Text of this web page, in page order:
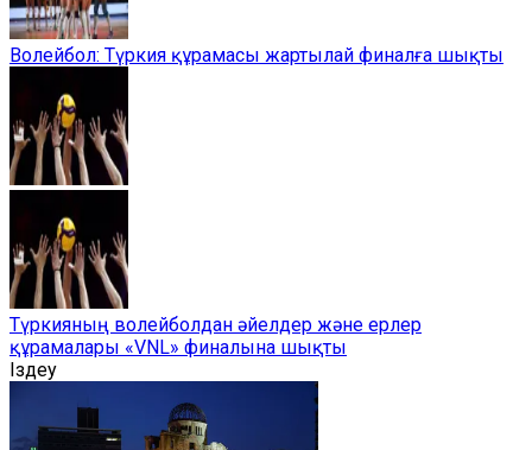
Волейбол: Түркия құрамасы жартылай финалға шықты
Түркияның волейболдан әйелдер және ерлер
құрамалары «VNL» финалына шықты
Іздеу